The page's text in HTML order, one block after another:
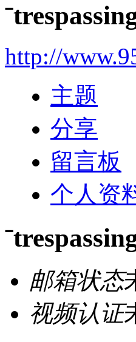
http://
主题
分享
留言板
个人资
邮箱状态
视频认证